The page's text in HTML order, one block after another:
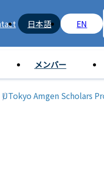
日本語 EN
メンバー
UTokyo Amgen Scholars